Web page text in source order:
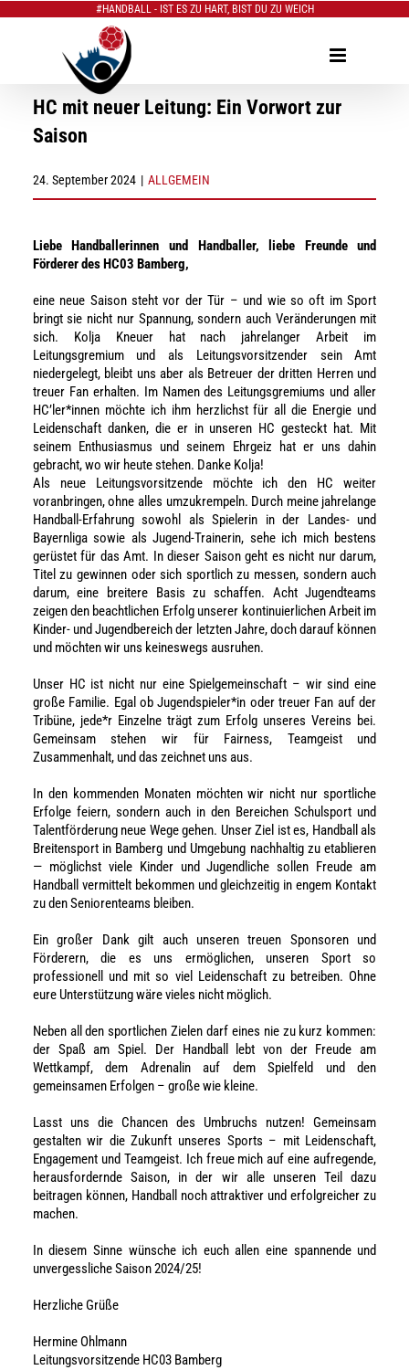
#HANDBALL - IST ES ZU HART, BIST DU ZU WEICH
HC mit neuer Leitung: Ein Vorwort zur
Saison
24. September 2024 | ALLGEMEIN
Liebe Handballerinnen und Handballer, liebe Freunde und
Förderer des HC03 Bamberg,
eine neue Saison steht vor der Tür – und wie so oft im Sport
bringt sie nicht nur Spannung, sondern auch Veränderungen mit
sich. Kolja Kneuer hat nach jahrelanger Arbeit im
Leitungsgremium und als Leitungsvorsitzender sein Amt
niedergelegt, bleibt uns aber als Betreuer der dritten Herren und
treuer Fan erhalten. Im Namen des Leitungsgremiums und aller
HC’ler*innen möchte ich ihm herzlichst für all die Energie und
Leidenschaft danken, die er in unseren HC gesteckt hat. Mit
seinem Enthusiasmus und seinem Ehrgeiz hat er uns dahin
gebracht, wo wir heute stehen. Danke Kolja!
Als neue Leitungsvorsitzende möchte ich den HC weiter
voranbringen, ohne alles umzukrempeln. Durch meine jahrelange
Handball-Erfahrung sowohl als Spielerin in der Landes- und
Bayernliga sowie als Jugend-Trainerin, sehe ich mich bestens
gerüstet für das Amt. In dieser Saison geht es nicht nur darum,
Titel zu gewinnen oder sich sportlich zu messen, sondern auch
darum, eine breitere Basis zu schaffen. Acht Jugendteams
zeigen den beachtlichen Erfolg unserer kontinuierlichen Arbeit im
Kinder- und Jugendbereich der letzten Jahre, doch darauf können
und möchten wir uns keineswegs ausruhen.
Unser HC ist nicht nur eine Spielgemeinschaft – wir sind eine
große Familie. Egal ob Jugendspieler*in oder treuer Fan auf der
Tribüne, jede*r Einzelne trägt zum Erfolg unseres Vereins bei.
Gemeinsam stehen wir für Fairness, Teamgeist und
Zusammenhalt, und das zeichnet uns aus.
In den kommenden Monaten möchten wir nicht nur sportliche
Erfolge feiern, sondern auch in den Bereichen Schulsport und
Talentförderung neue Wege gehen. Unser Ziel ist es, Handball als
Breitensport in Bamberg und Umgebung nachhaltig zu etablieren
— möglichst viele Kinder und Jugendliche sollen Freude am
Handball vermittelt bekommen und gleichzeitig in engem Kontakt
zu den Seniorenteams bleiben.
Ein großer Dank gilt auch unseren treuen Sponsoren und
Förderern, die es uns ermöglichen, unseren Sport so
professionell und mit so viel Leidenschaft zu betreiben. Ohne
eure Unterstützung wäre vieles nicht möglich.
Neben all den sportlichen Zielen darf eines nie zu kurz kommen:
der Spaß am Spiel. Der Handball lebt von der Freude am
Wettkampf, dem Adrenalin auf dem Spielfeld und den
gemeinsamen Erfolgen – große wie kleine.
Lasst uns die Chancen des Umbruchs nutzen! Gemeinsam
gestalten wir die Zukunft unseres Sports – mit Leidenschaft,
Engagement und Teamgeist. Ich freue mich auf eine aufregende,
herausfordernde Saison, in der wir alle unseren Teil dazu
beitragen können, Handball noch attraktiver und erfolgreicher zu
machen.
In diesem Sinne wünsche ich euch allen eine spannende und
unvergessliche Saison 2024/25!
Herzliche Grüße
Hermine Ohlmann
Leitungsvorsitzende HC03 Bamberg